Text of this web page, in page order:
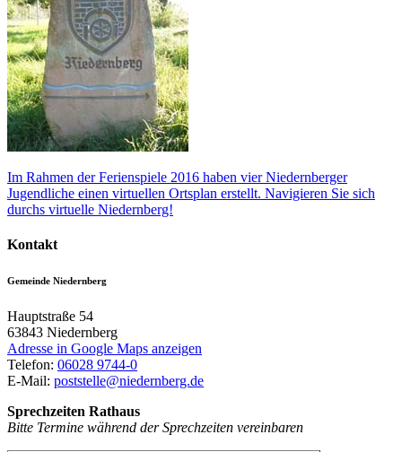
Im Rahmen der Ferienspiele 2016 haben vier Niedernberger
Jugendliche einen virtuellen Ortsplan erstellt. Navigieren Sie sich
durchs virtuelle Niedernberg!
Kontakt
Gemeinde Niedernberg
Hauptstraße 54
63843 Niedernberg
Adresse in Google Maps anzeigen
Telefon: 06028 9744-0
E-Mail: poststelle@niedernberg.de
Sprechzeiten Rathaus
Bitte Termine während der Sprechzeiten vereinbaren